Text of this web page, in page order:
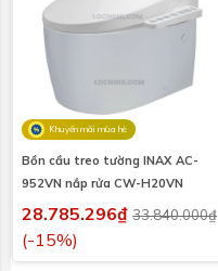
Khuyến mãi mùa hè
Bồn cầu treo tường INAX AC-
952VN nắp rửa CW-H20VN
28.785.296₫ 33.840.000₫
(-15%)